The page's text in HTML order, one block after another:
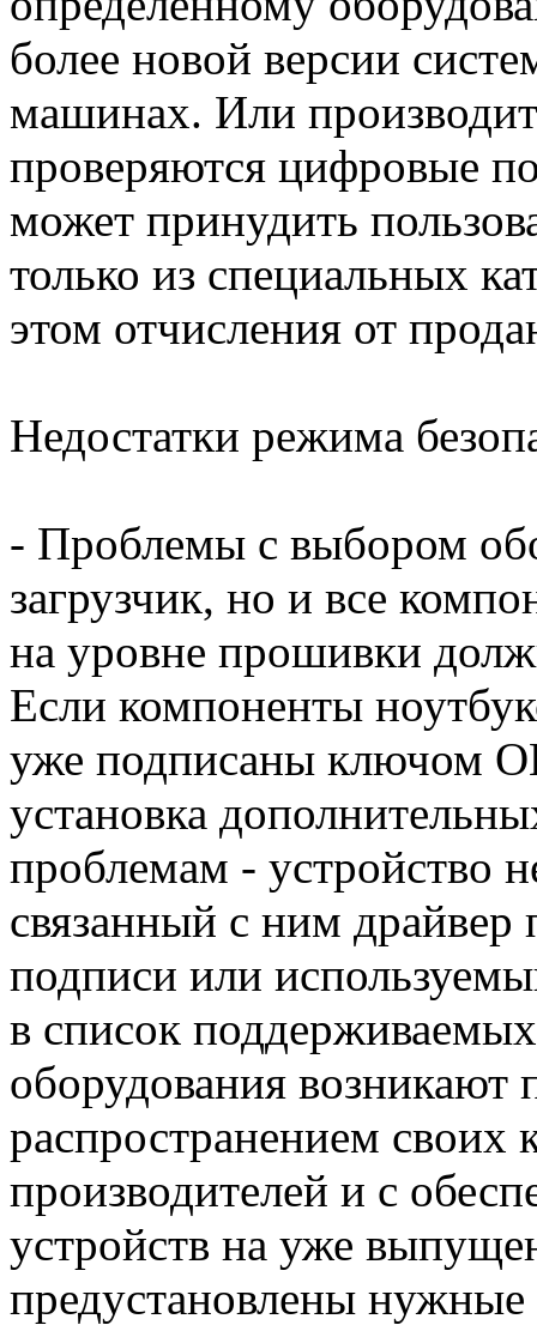
более новой версии
машинах. Или
проверяются цифровые
может принудить
только из специальных
этом отчисления от
Недостатки режима
- Проблемы с выбором
загрузчик, но и все
на уровне прошивки
Если компоненты
уже подписаны ключом
установка
проблемам - устройство
связанный с ним
подписи или
в список
оборудования
распространением
производителей и с
устройств на уже
предустановлены